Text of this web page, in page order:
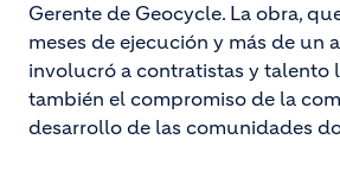
Gerente de Geocycle. La obra,
meses de ejecución y más de un
involucró a contratistas y talento
también el compromiso de la
desarrollo de las comunidades